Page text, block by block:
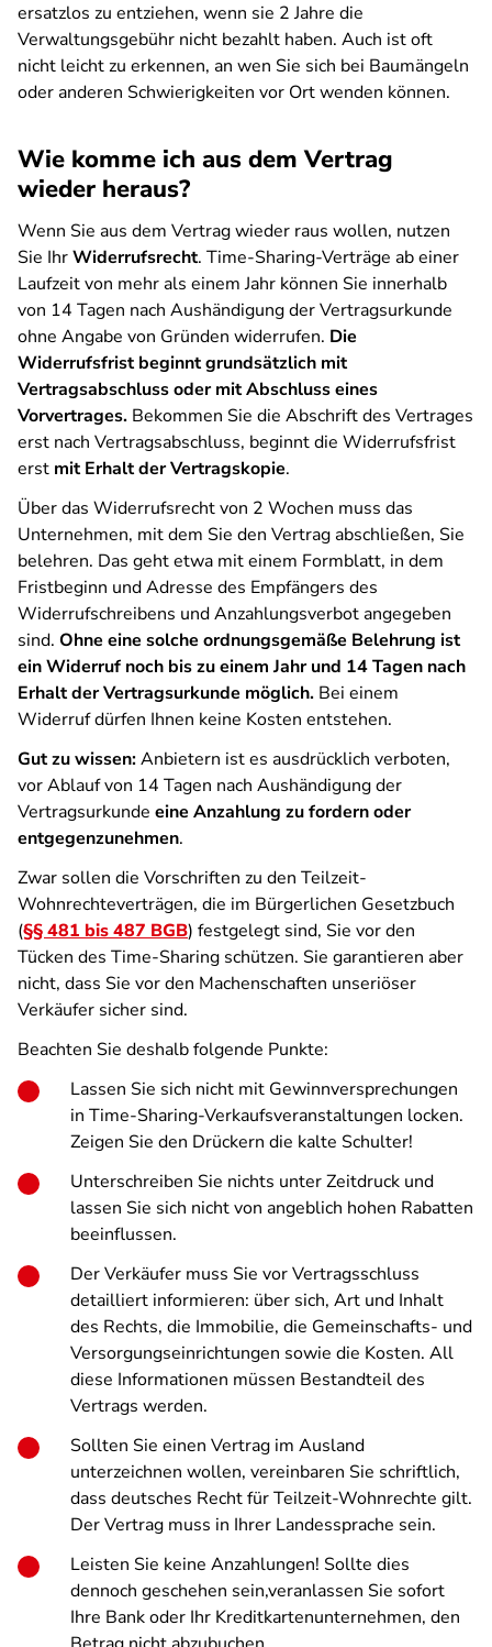
ersatzlos zu entziehen, wenn sie 2 Jahre die
Verwaltungsgebühr nicht bezahlt haben. Auch ist oft
nicht leicht zu erkennen, an wen Sie sich bei Baumängeln
oder anderen Schwierigkeiten vor Ort wenden können.
Wie komme ich aus dem Vertrag
wieder heraus?
Wenn Sie aus dem Vertrag wieder raus wollen, nutzen
Sie IhrWiderrufsrecht. Time-Sharing-Verträge ab einer
Laufzeit von mehr als einem Jahr können Sie innerhalb
von 14 Tagen nach Aushändigung der Vertragsurkunde
ohne Angabe von Gründen widerrufen. Die
Widerrufsfrist beginnt grundsätzlich mit
Vertragsabschluss oder mit Abschluss eines
Vorvertrages. Bekommen Sie die Abschrift des Vertrages
erst nach Vertragsabschluss, beginnt die Widerrufsfrist
erst mit Erhalt der Vertragskopie.
Über das Widerrufsrecht von 2 Wochen muss das
Unternehmen, mit dem Sie den Vertrag abschließen, Sie
belehren. Das geht etwa mit einem Formblatt, in dem
Fristbeginn und Adresse des Empfängers des
Widerrufschreibens und Anzahlungsverbot angegeben
sind. Ohne eine solche ordnungsgemäße Belehrung ist
ein Widerruf noch bis zu einem Jahr und 14 Tagen nach
Erhalt der Vertragsurkunde möglich. Bei einem
Widerruf dürfen Ihnen keine Kosten entstehen.
Gut zu wissen:Anbietern ist es ausdrücklich verboten,
vor Ablauf von 14 Tagen nach Aushändigung der
Vertragsurkunde eine Anzahlung zu fordern oder
entgegenzunehmen.
Zwar sollen die Vorschriften zu den Teilzeit-
Wohnrechteverträgen, die im Bürgerlichen Gesetzbuch
(§§ 481 bis 487 BGB) festgelegt sind, Sie vor den
Tücken des Time-Sharing schützen. Sie garantieren aber
nicht, dass Sie vor den Machenschaften unseriöser
Verkäufer sicher sind.
Beachten Sie deshalb folgende Punkte:
Lassen Sie sich nicht mit Gewinnversprechungen
in Time-Sharing-Verkaufsveranstaltungen locken.
Zeigen Sie den Drückern die kalte Schulter!
Unterschreiben Sie nichts unter Zeitdruck und
lassen Sie sich nicht von angeblich hohen Rabatten
beeinflussen.
Der Verkäufer muss Sie vor Vertragsschluss
detailliert informieren: über sich, Art und Inhalt
des Rechts, die Immobilie, die Gemeinschafts- und
Versorgungseinrichtungen sowie die Kosten. All
diese Informationen müssen Bestandteil des
Vertrags werden.
Sollten Sie einen Vertrag im Ausland
unterzeichnen wollen, vereinbaren Sie schriftlich,
dass deutsches Recht für Teilzeit-Wohnrechte gilt.
Der Vertrag muss in Ihrer Landessprache sein.
Leisten Sie keine Anzahlungen! Sollte dies
dennoch geschehen sein,veranlassen Sie sofort
Ihre Bank oder Ihr Kreditkartenunternehmen, den